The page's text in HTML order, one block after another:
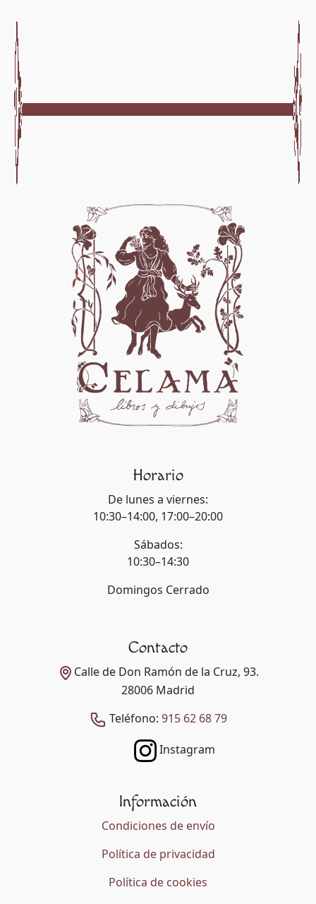
Horario
De lunes a viernes:
10:30–14:00, 17:00–20:00
Sábados:
10:30–14:30
Domingos Cerrado
Contacto
Calle de Don Ramón de la Cruz, 93.
28006 Madrid
Teléfono: 915 62 68 79
Instagram
Información
Condiciones de envío
Política de privacidad
Política de cookies